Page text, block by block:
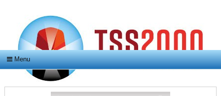
Menu